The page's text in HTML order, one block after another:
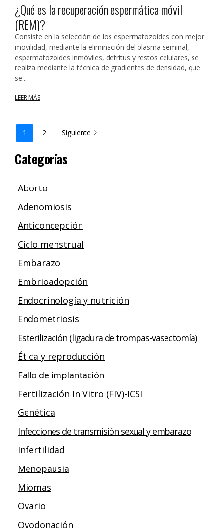
¿Qué es la recuperación espermática móvil
(REM)?
Consiste en la selección de los espermatozoides con mejor
movilidad, mediante la eliminación del plasma seminal,
espermatozoides inmóviles, detritus y restos celulares, se
realiza mediante la técnica de gradientes de densidad, que
se...
LEER MÁS
1 2 Siguiente
Categorías
Aborto
Adenomiosis
Anticoncepción
Ciclo menstrual
Embarazo
Embrioadopción
Endocrinología y nutrición
Endometriosis
Esterilización (ligadura de trompas-vasectomía)
Ética y reproducción
Fallo de implantación
Fertilización In Vitro (FIV)-ICSI
Genética
Infecciones de transmisión sexual y embarazo
Infertilidad
Menopausia
Miomas
Ovario
Ovodonación